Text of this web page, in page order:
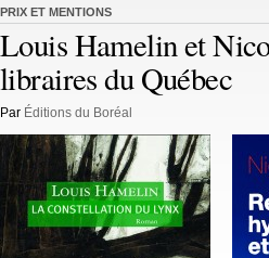
PRIX ET MENTIONS
Louis Hamelin et
libraires du Québec
Par Éditions du Boréal